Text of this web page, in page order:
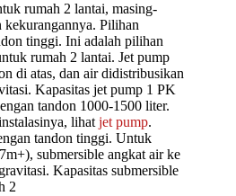
rumah 2 lantai, masing-
kekurangannya. Pilihan
tinggi. Ini adalah pilihan
rumah 2 lantai. Jet pump
di atas, dan air didistribusikan
Kapasitas jet pump 1 PK
tandon 1000-1500 liter.
lihat jet pump.
tandon tinggi. Untuk
submersible angkat air ke
Kapasitas submersible
2